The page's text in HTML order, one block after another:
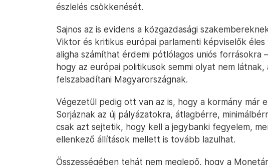
észlelés csökkenését.
Sajnos az is evidens a közgazdasági
Viktor és kritikus európai parlamenti képviselők éles
aligha számíthat érdemi pótlólagos uniós forrásokra
hogy az európai politikusok semmi olyat nem
felszabadítani Magyarországnak.
Végezetül pedig ott van az is, hogy a kormány már
Sorjáznak az új pályázatokra, átlagbérre,
csak azt sejtetik, hogy kell a jegybanki fegyelem,
ellenkező állítások mellett is tovább lazulhat.
Összességében tehát nem meglepő, hogy a